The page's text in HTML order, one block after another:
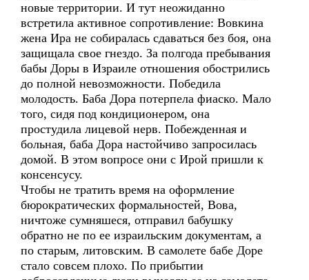
новые территории. И тут неожиданно
встретила активное сопротивление: Вовкина
жена Ира не собиралась сдаваться без боя, она
защищала свое гнездо. За полгода пребывания
бабы Доры в Израиле отношения обострились
до полной невозможности. Победила
молодость. Баба Дора потерпела фиаско. Мало
того, сидя под кондиционером, она
простудила лицевой нерв. Побежденная и
больная, баба Дора настойчиво запросилась
домой. В этом вопросе они с Ирой пришли к
консенсусу.
Чтобы не тратить время на оформление
бюрократических формальностей, Вова,
ничтоже сумняшеся, отправил бабушку
обратно не по ее израильским документам, а
по старым, литовским. В самолете бабе Доре
стало совсем плохо. По прибытии